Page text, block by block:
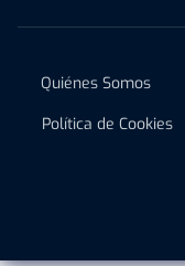
Quiénes Somos
Política de Cookies